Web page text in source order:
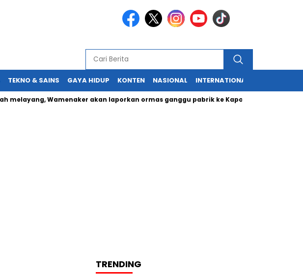
TEKNO & SAINS GAYA HIDUP KONTEN NASIONAL INTERNATIONAL
Wamenaker akan laporkan ormas ganggu pabrik ke Kapolri
TRENDING